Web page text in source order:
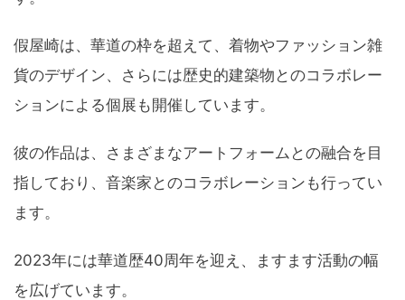
假屋崎は、華道の枠を超えて、着物やファッション雑
貨のデザイン、さらには歴史的建築物とのコラボレー
ションによる個展も開催しています。
彼の作品は、さまざまなアートフォームとの融合を目
指しており、音楽家とのコラボレーションも行ってい
ます。
2023年には華道歴40周年を迎え、ますます活動の幅
を広げています。